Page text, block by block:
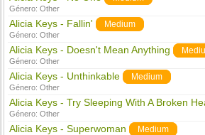
Género:Other
Alicia Keys - Fallin' Medium
Género:Other
Alicia Keys - Doesn't Mean Anything
Género:Other
Alicia Keys - Unthinkable Medium
Género:Other
Alicia Keys - Try Sleeping With A Broken
Género:Other
Alicia Keys - Superwoman Medium